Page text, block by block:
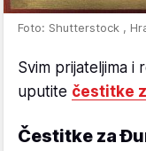
Foto: Shutterstock ,
Svim prijateljima i
uputite čestitke
Čestitke za